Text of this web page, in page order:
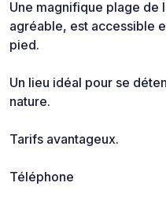
Une magnifique plage de
agréable, est accessible
pied.
Un lieu idéal pour se
nature.
Tarifs avantageux.
Téléphone